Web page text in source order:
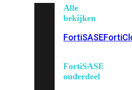
Alle
bekijken
FortiSASE
FortiSASE
onderdeel